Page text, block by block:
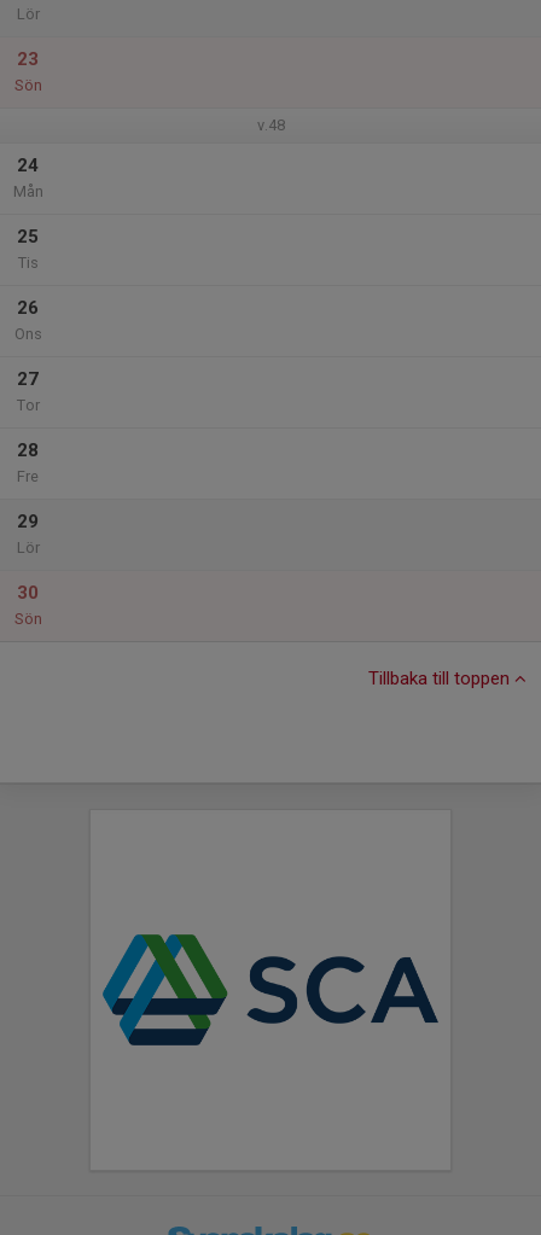
Lör
23
Sön
v.48
24
Mån
25
Tis
26
Ons
27
Tor
28
Fre
29
Lör
30
Sön
Tillbaka till toppen